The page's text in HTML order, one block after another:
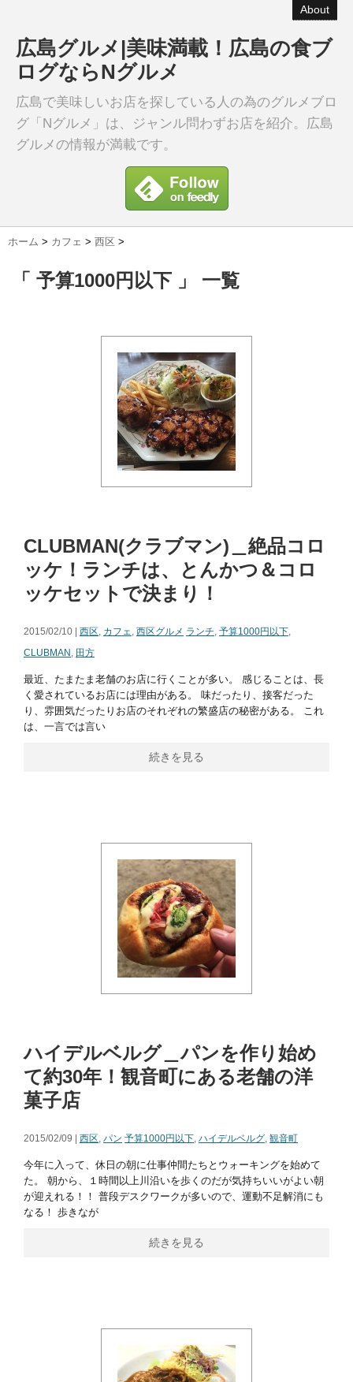
About
広島グルメ|美味満載！広島の食ブ
ログならNグルメ
広島で美味しいお店を探している人の為のグルメブロ
グ「Nグルメ」は、ジャンル問わずお店を紹介。広島
グルメの情報が満載です。
ホーム > カフェ > 西区 >
「 予算1000円以下 」 一覧
CLUBMAN(クラブマン)＿絶品コロ
ッケ！ランチは、とんかつ＆コロ
ッケセットで決まり！
2015/02/10 | 西区, カフェ, 西区グルメ ランチ, 予算1000円以下,
CLUBMAN , 田方
最近、たまたま老舗のお店に行くことが多い。 感じることは、長
く愛されているお店には理由がある。 味だったり、接客だった
り、雰囲気だったりお店のそれぞれの繁盛店の秘密がある。 これ
は、一言では言い
続きを見る
ハイデルベルグ＿パンを作り始め
て約30年！観音町にある老舗の洋
菓子店
2015/02/09 | 西区, パン 予算1000円以下, ハイデルベルグ, 観音町
今年に入って、休日の朝に仕事仲間たちとウォーキングを始めて
た。 朝から、１時間以上川沿いを歩くのだが気持ちいいがよい朝
が迎えれる！！ 普段デスクワークが多いので、運動不足解消にも
なる！ 歩きなが
続きを見る